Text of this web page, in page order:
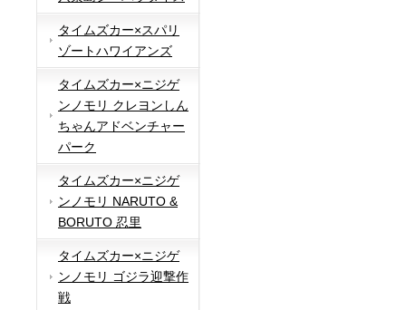
タイムズカー×スパリ
ゾートハワイアンズ
タイムズカー×ニジゲ
ンノモリ クレヨンしん
ちゃんアドベンチャー
パーク
タイムズカー×ニジゲ
ンノモリ NARUTO &
BORUTO 忍里
タイムズカー×ニジゲ
ンノモリ ゴジラ迎撃作
戦